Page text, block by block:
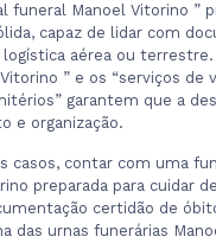
funeral Manoel Vitorino ”
capaz de lidar com
aérea ou terrestre.
” e os “serviços de
garantem que a
e organização.
casos, contar com uma
preparada para cuidar
certidão de
das urnas funerárias